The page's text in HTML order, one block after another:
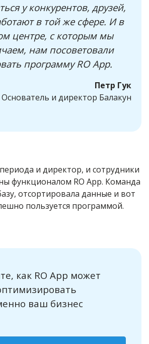
у конкурентов, друзей,
в той же сфере. И в
центре, с которым мы
нам посоветовали
программу RO App.
Петр Гук
Основатель и директор Балакун
и директор, и сотрудники
функционалом RO App. Команда
отсортировала данные и вот
пользуется программой.
как RO App может
ваш бизнес